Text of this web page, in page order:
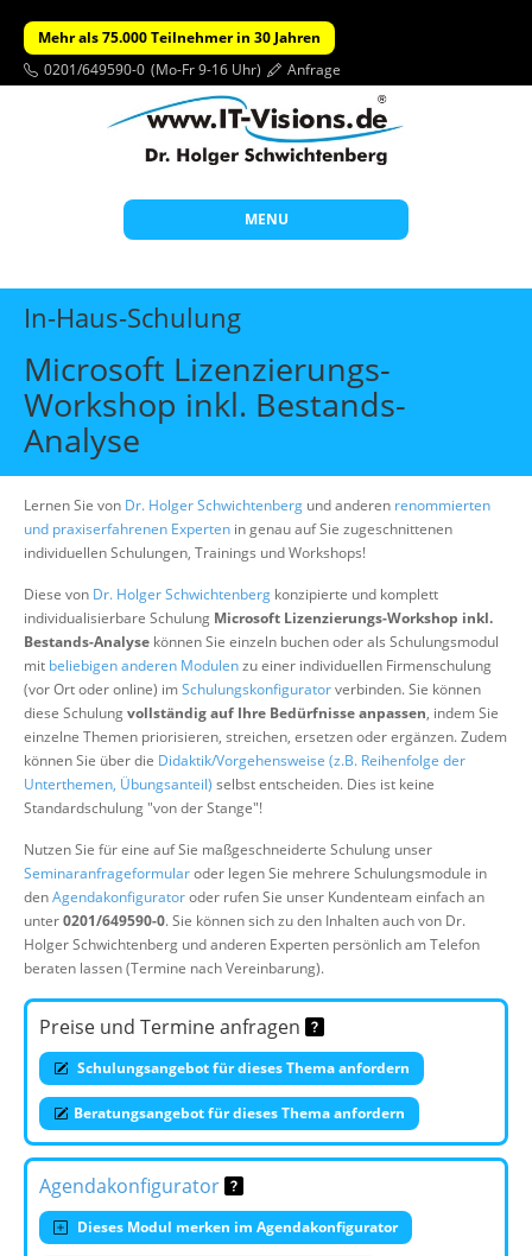
Mehr als 75.000 Teilnehmer in 30 Jahren
0201/649590-0 (Mo-Fr 9-16 Uhr) Anfrage
MENU
Start
Themen
Beratung
Individuelle Schulungen
Wissen
Über uns
Suche
In-Haus-Schulung
Microsoft Lizenzierungs-
Workshop inkl. Bestands-
Analyse
Lernen Sie von Dr. Holger Schwichtenberg und anderen renommierten
und praxiserfahrenen Experten in genau auf Sie zugeschnittenen
individuellen Schulungen, Trainings und Workshops!
Diese von Dr. Holger Schwichtenberg konzipierte und komplett
individualisierbare Schulung Microsoft Lizenzierungs-Workshop inkl.
Bestands-Analyse können Sie einzeln buchen oder als Schulungsmodul
mit beliebigen anderen Modulenzu einer individuellen Firmenschulung
(vor Ort oder online) imSchulungskonfiguratorverbinden. Sie können
diese Schulungvollständig auf Ihre Bedürfnisse anpassen, indem Sie
einzelne Themen priorisieren, streichen, ersetzen oder ergänzen. Zudem
können Sie über die Didaktik/Vorgehensweise (z.B. Reihenfolge der
Unterthemen, Übungsanteil) selbst entscheiden. Dies ist keine
Standardschulung "von der Stange"!
Nutzen Sie für eine auf Sie maßgeschneiderte Schulung unser
Seminaranfrageformularoder legen Sie mehrere Schulungsmodule in
denAgendakonfiguratoroder rufen Sie unser Kundenteam einfach an
unter0201/649590-0. Sie können sich zu den Inhalten auch von Dr.
Holger Schwichtenberg und anderen Experten persönlich am Telefon
beraten lassen (Termine nach Vereinbarung).
Preise und Termine anfragen
Schulungsangebot für dieses Thema anfordern
Beratungsangebot für dieses Thema anfordern
Agendakonfigurator
Dieses Modul merken im Agendakonfigurator